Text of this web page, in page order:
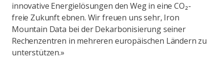
innovative Energielösungen den Weg in eine CO₂-
freie Zukunft ebnen. Wir freuen uns sehr, Iron
Mountain Data bei der Dekarbonisierung seiner
Rechenzentren in mehreren europäischen Ländern zu
unterstützen.»